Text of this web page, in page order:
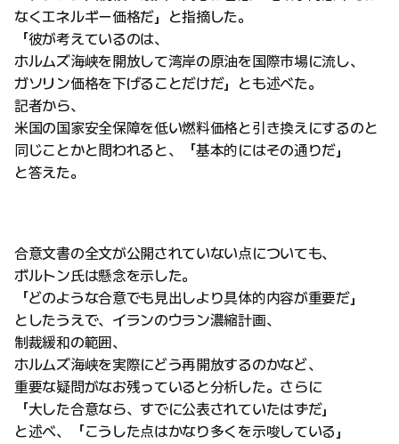
なくエネルギー価格だ」と指摘した。
「彼が考えているのは、
ホルムズ海峡を開放して湾岸の原油を国際市場に流し、
ガソリン価格を下げることだけだ」とも述べた。
記者から、
米国の国家安全保障を低い燃料価格と引き換えにするのと
同じことかと問われると、「基本的にはその通りだ」
と答えた。
合意文書の全文が公開されていない点についても、
ボルトン氏は懸念を示した。
「どのような合意でも見出しより具体的内容が重要だ」
としたうえで、イランのウラン濃縮計画、
制裁緩和の範囲、
ホルムズ海峡を実際にどう再開放するのかなど、
重要な疑問がなお残っていると分析した。さらに
「大した合意なら、すでに公表されていたはずだ」
と述べ、「こうした点はかなり多くを示唆している」